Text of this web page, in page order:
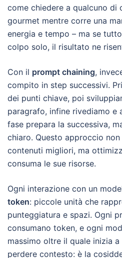
come chiedere a qualcuno di
gourmet mentre corre una
energia e tempo – ma se
colpo solo, il risultato ne
Con il prompt chaining,
compito in step successivi.
dei punti chiave, poi
paragrafo, infine rivediamo e
fase prepara la successiva,
chiaro. Questo approccio
contenuti migliori, ma
consuma le sue risorse.
Ogni interazione con un
token: piccole unità che
punteggiatura e spazi. Ogni
consumano token, e ogni
massimo oltre il quale inizia a
perdere contesto: è la